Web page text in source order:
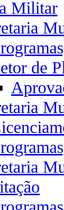
Militar
de